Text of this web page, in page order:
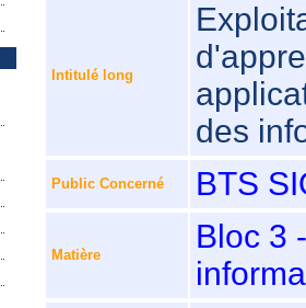
Intitulé long
des
Public Concerné BTS
Matière
Bloc 3